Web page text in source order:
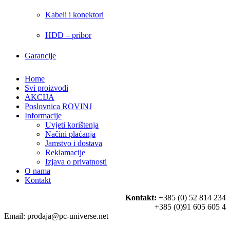
Kabeli i konektori
HDD – pribor
Garancije
Home
Svi proizvodi
AKCIJA
Poslovnica ROVINJ
Informacije
Uvjeti korištenja
Načini plaćanja
Jamstvo i dostava
Reklamacije
Izjava o privatnosti
O nama
Kontakt
Kontakt: +385 (0) 52 814 234
+385 (0)91 605 605 4
Email: prodaja@pc-universe.net